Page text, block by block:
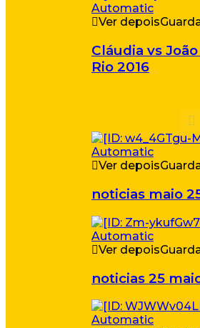
Ver depois
Cláudia vs
Rio 2016
Ver depois
noticias maio
Ver depois
noticias 25